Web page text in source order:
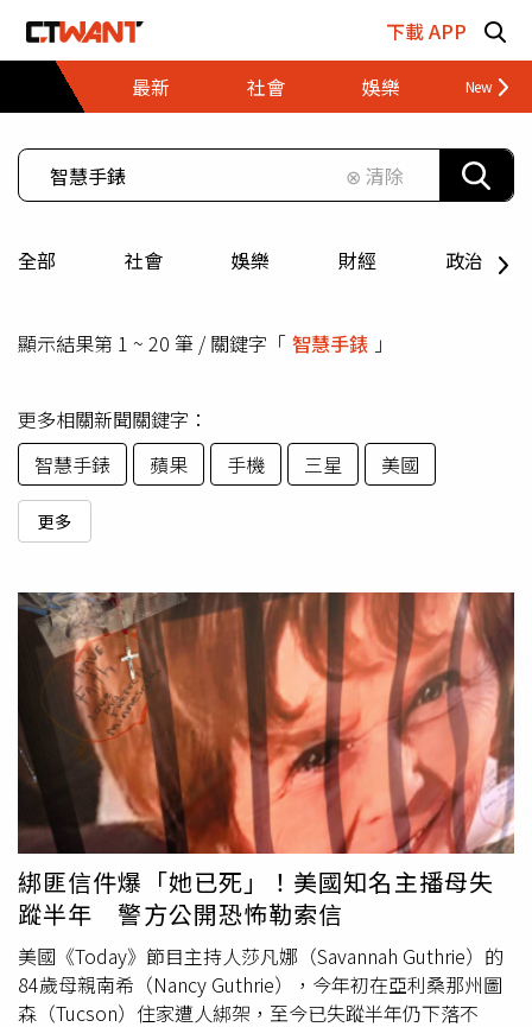
下載 APP
最新
社會 娛樂 財經
⊗ 清除
全部 社會 娛樂 財經 政治
顯示結果第 1 ~ 20 筆 / 關鍵字「 智慧手錶 」
更多相關新聞關鍵字：
智慧手錶
蘋果 手機 三星 美國
更多
綁匪信件爆「她已死」！美國知名主播母失
蹤半年 警方公開恐怖勒索信
美國《Today》節目主持人莎凡娜（Savannah Guthrie）的
84歲母親南希（Nancy Guthrie），今年初在亞利桑那州圖
森（Tucson）住家遭人綁架，至今已失蹤半年仍下落不